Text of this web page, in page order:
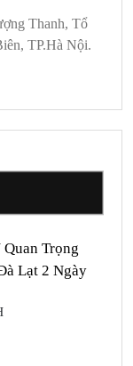
Thanh, Tổ
TP.Hà Nội.
Trọng
Lạt 2 Ngày